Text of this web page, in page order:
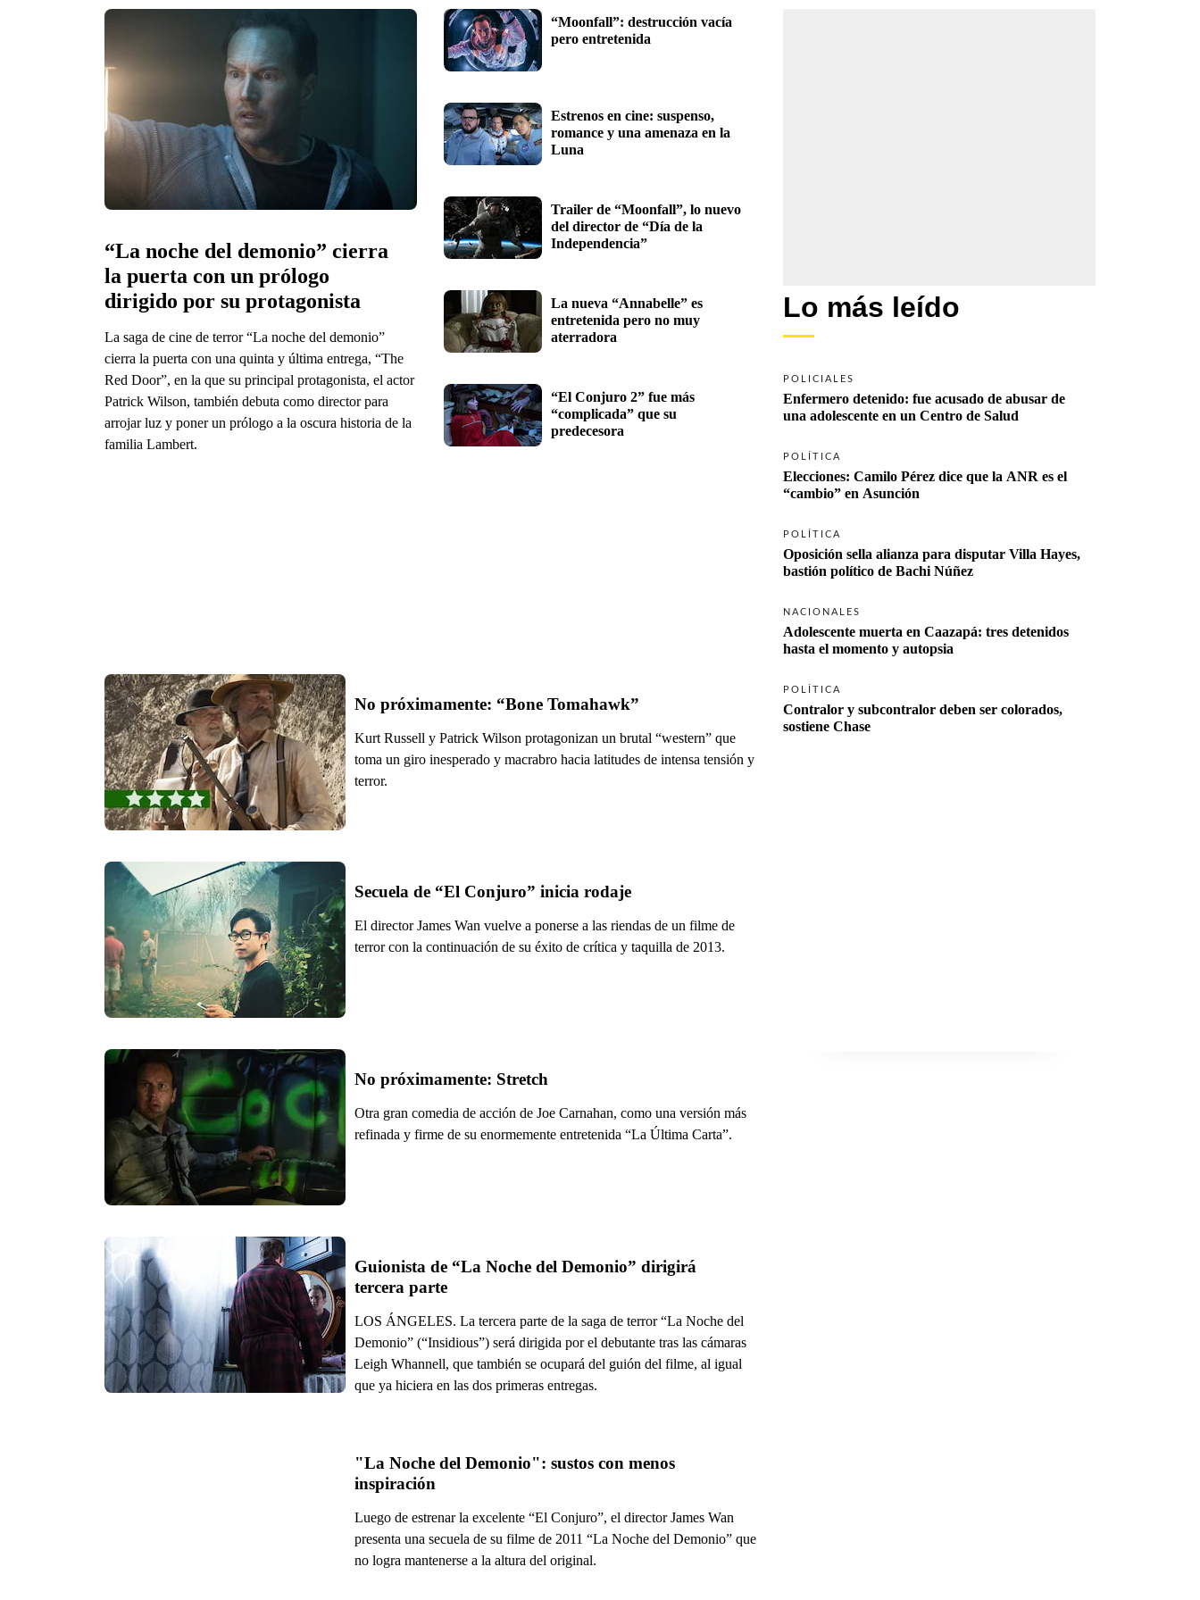
“La noche del demonio” cierra
la puerta con un prólogo
dirigido por su protagonista
La saga de cine de terror “La noche del demonio”
cierra la puerta con una quinta y última entrega, “The
Red Door”, en la que su principal protagonista, el actor
Patrick Wilson, también debuta como director para
arrojar luz y poner un prólogo a la oscura historia de la
familia Lambert.
“Moonfall”: destrucción vacía
pero entretenida
Estrenos en cine: suspenso,
romance y una amenaza en la
Luna
Trailer de “Moonfall”, lo nuevo
del director de “Día de la
Independencia”
La nueva “Annabelle” es
entretenida pero no muy
“El Conjuro 2” fue más
“complicada” que su
predecesora
No próximamente: “Bone Tomahawk”
Kurt Russell y Patrick Wilson protagonizan un brutal “western” que
toma un giro inesperado y macrabro hacia latitudes de intensa tensión y
terror.
Secuela de “El Conjuro” inicia rodaje
El director James Wan vuelve a ponerse a las riendas de un filme de
terror con la continuación de su éxito de crítica y taquilla de 2013.
No próximamente: Stretch
Otra gran comedia de acción de Joe Carnahan, como una versión más
refinada y firme de su enormemente entretenida “La Última Carta”.
Guionista de “La Noche del Demonio” dirigirá
tercera parte
LOS ÁNGELES. La tercera parte de la saga de terror “La Noche del
Demonio” (“Insidious”) será dirigida por el debutante tras las cámaras
Leigh Whannell, que también se ocupará del guión del filme, al igual
que ya hiciera en las dos primeras entregas.
"La Noche del Demonio": sustos con menos
inspiración
Luego de estrenar la excelente “El Conjuro”, el director James Wan
presenta una secuela de su filme de 2011 “La Noche del Demonio” que
no logra mantenerse a la altura del original.
Lo más leído
POLICIALES
Enfermero detenido: fue acusado de abusar de
una adolescente en un Centro de Salud
POLÍTICA
Elecciones: Camilo Pérez dice que la ANR es el
POLÍTICA
Oposición sella alianza para disputar Villa Hayes,
bastión político de Bachi Núñez
NACIONALES
Adolescente muerta en Caazapá: tres detenidos
hasta el momento y autopsia
POLÍTICA
Contralor y subcontralor deben ser colorados,
sostiene Chase